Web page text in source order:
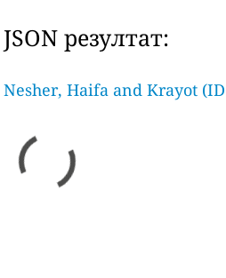
JSON резултат:
Nesher, Haifa and Krayot